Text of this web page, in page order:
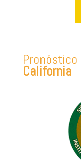
Pronóstico
California